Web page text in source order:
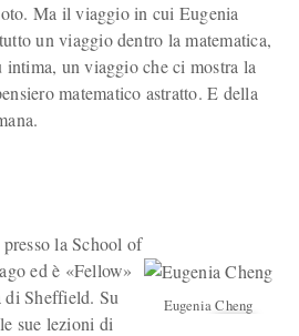
Ma il viaggio in cui Eugenia
un viaggio dentro la matematica,
intima, un viaggio che ci mostra la
matematico astratto. E della
Eugenia Cheng
la School of
ed è «Fellow»
Sheffield. Su
sue lezioni di